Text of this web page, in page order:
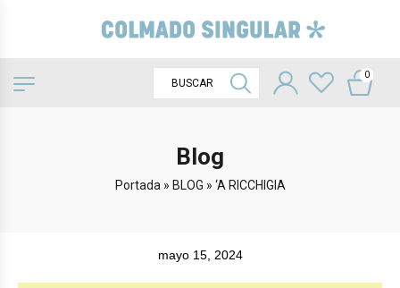
0
Blog
Portada » BLOG » ‘A RICCHIGIA
mayo 15, 2024